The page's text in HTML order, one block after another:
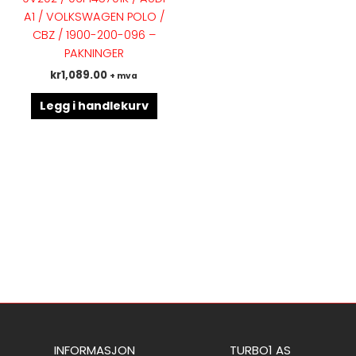
A1 / VOLKSWAGEN POLO /
CBZ / 1900-200-096 –
PAKNINGER
kr1,089.00 + mva
Legg i handlekurv
INFORMASJON TURBO1 AS